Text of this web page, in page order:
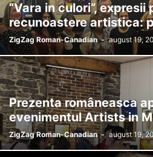
“Vara in culori”, expresii
recunoastere artistica:
ZigZag Roman-Canadian - august 19,
Prezenta româneasca
evenimentul Artists in
ZigZag Roman-Canadian - august 19,